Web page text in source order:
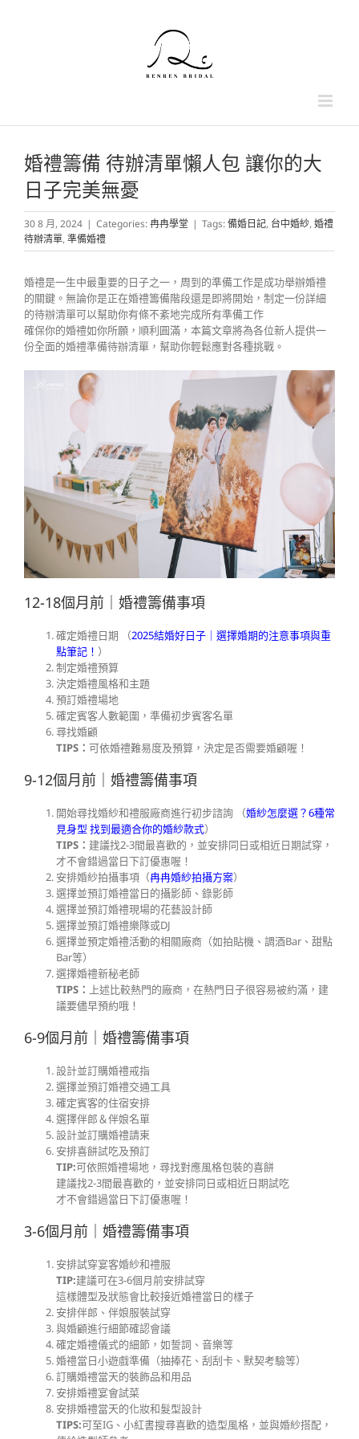
婚禮籌備 待辦清單懶人包 讓你的大
日子完美無憂
30 8 月, 2024 | Categories:冉冉學堂 | Tags:備婚日記, 台中婚紗, 婚禮
待辦清單, 準備婚禮
婚禮是一生中最重要的日子之一，周到的準備工作是成功舉辦婚禮
的關鍵。無論你是正在婚禮籌備階段還是即將開始，制定一份詳細
的待辦清單可以幫助你有條不紊地完成所有準備工作
確保你的婚禮如你所願，順利圓滿，本篇文章將為各位新人提供一
份全面的婚禮準備待辦清單，幫助你輕鬆應對各種挑戰。
12-18個月前｜婚禮籌備事項
確定婚禮日期 （2025結婚好日子｜選擇婚期的注意事項與重
點筆記！ ）
制定婚禮預算
決定婚禮風格和主題
預訂婚禮場地
確定賓客人數範圍，準備初步賓客名單
尋找婚顧
TIPS： 可依婚禮難易度及預算，決定是否需要婚顧喔！
9-12個月前｜婚禮籌備事項
開始尋找婚紗和禮服廠商進行初步諮詢 （婚紗怎麼選？6種常
見身型 找到最適合你的婚紗款式）
TIPS： 建議找2-3間最喜歡的，並安排同日或相近日期試穿，
才不會錯過當日下訂優惠喔！
安排婚紗拍攝事項（冉冉婚紗拍攝方案）
選擇並預訂婚禮當日的攝影師、錄影師
選擇並預訂婚禮現場的花藝設計師
選擇並預訂婚禮樂隊或DJ
選擇並預定婚禮活動的相關廠商（如拍貼機、調酒Bar、甜點
Bar等）
選擇婚禮新秘老師
TIPS： 上述比較熱門的廠商，在熱門日子很容易被約滿，建
議要儘早預約哦！
6-9個月前｜婚禮籌備事項
設計並訂購婚禮戒指
選擇並預訂婚禮交通工具
確定賓客的住宿安排
選擇伴郎＆伴娘名單
設計並訂購婚禮請柬
安排喜餅試吃及預訂
TIP:可依照婚禮場地，尋找對應風格包裝的喜餅
建議找2-3間最喜歡的，並安排同日或相近日期試吃
才不會錯過當日下訂優惠喔！
3-6個月前｜婚禮籌備事項
安排試穿宴客婚紗和禮服
TIP:建議可在3-6個月前安排試穿
這樣體型及狀態會比較接近婚禮當日的樣子
安排伴郎、伴娘服裝試穿
與婚顧進行細節確認會議
確定婚禮儀式的細節，如誓詞、音樂等
婚禮當日小遊戲準備（抽捧花、刮刮卡、默契考驗等）
訂購婚禮當天的裝飾品和用品
安排婚禮宴會試菜
安排婚禮當天的化妝和髮型設計
TIPS:可至IG、小紅書搜尋喜歡的造型風格，並與婚紗搭配，